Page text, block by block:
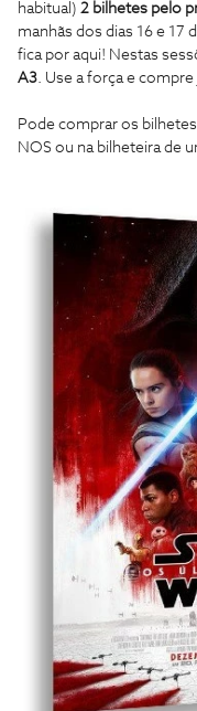
habitual) 2 bilhetes pelo
manhãs dos dias 16 e 17
fica por aqui! Nestas
A3. Use a força e
Pode comprar os
NOS ou na bilheteira de